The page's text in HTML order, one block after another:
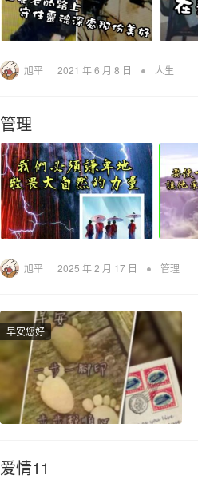
旭平 2021 年 6 月 8 日 • 人生
管理
旭平 2025 年 2 月 17 日 • 管理
早安您好
爱情11